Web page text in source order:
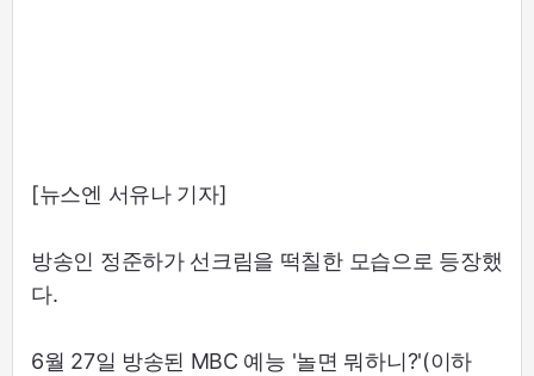
[뉴스엔 서유나 기자]
방송인 정준하가 선크림을 떡칠한 모습으로 등장했
다.
6월 27일 방송된 MBC 예능 '놀면 뭐하니?'(이하